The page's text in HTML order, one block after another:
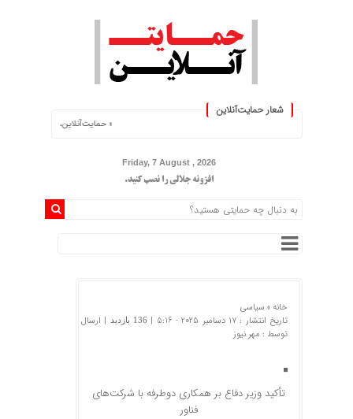
شعار حمایت‌آنلاین
« حمایت‌آنلاین، حامی همه مردم ایران »
Friday, 7 August , 2026
افزونه جلالی را نصب کنید.
خانه » سیاسی
تاریخ انتشار : 17 دسامبر 2025 - 5:16 |
136 بازدید
| ارسال
توسط : مهر نیوز
تأکید وزیر دفاع بر همکاری دوطرفه با شرکت‌های
فناور